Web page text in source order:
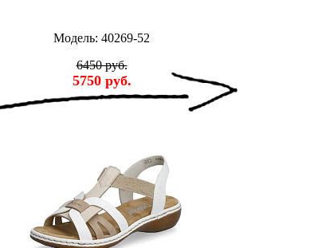
Модель: 40269-52
6450 руб.
5750 руб.